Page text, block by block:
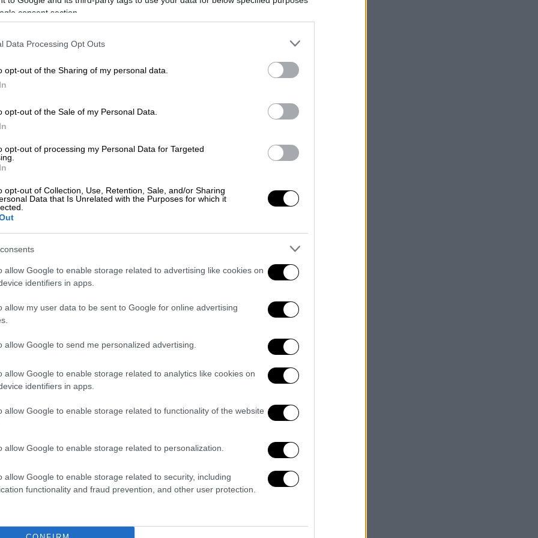
consent section.
Data Processing Opt Outs
opt-out of the Sharing of my personal data.
opt-out of the Sale of my Personal Data.
opt-out of processing my Personal Data for Targeted
opt-out of Collection, Use, Retention, Sale, and/or Sharing
Data that Is Unrelated with the Purposes for which it
allow Google to enable storage related to advertising like cookies on
identifiers in apps.
allow my user data to be sent to Google for online advertising
allow Google to send me personalized advertising.
allow Google to enable storage related to analytics like cookies on
identifiers in apps.
allow Google to enable storage related to functionality of the website
allow Google to enable storage related to personalization.
allow Google to enable storage related to security, including
functionality and fraud prevention, and other user protection.
βρίσκεται ο ιδανικός προορισμός
αποτελεί αγαπημένο προορισμό για
του χρόνου, αφού συνδυάζει αρμονικά
οικισμός με τα πέτρινα σοκάκια και τα
το ένδοξο ναυτικό παρελθόν της
το Ναυτικό και Ιστορικό Μουσείο,
το ήσυχο λιμανάκι του Χηρόλακα και
απέναντι. Αν έχετε διάθεση
τους Δελφούς, την Ιτέα αλλά
της Αποκριάς αναβιώνει ο
αλευρομουτζουρώματα
η έναρξη του οποίου χρονολογείται στο
στην αγορά, όπου γίνεται το
και αλεύρι αντίστοιχα. Τόνοι από
κατεύθυνση και όλοι βάφονται στα
ότι είσαι τόσο μακριά... Η
επιλογές για αποδράσεις
σε ταξιδεύει σε άλλη εποχή, γραφικά
μνημεία αλλά και μια πευκόφυτη
το δεύτερο μεγαλύτερο νησί του
Βόλτες στην περατζάδα του
παγωτό φυστίκι, εξορμήσεις στην
περίπατοι στην Παλιαχώρα, τη